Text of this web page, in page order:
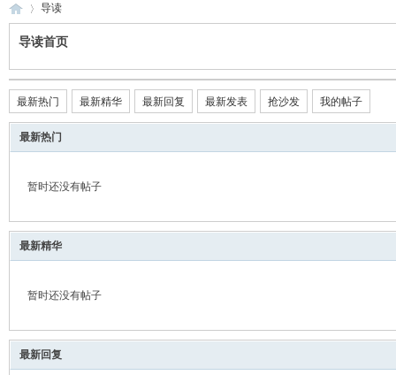
索
全
球
»
导读
导读首页
最新热门 最新精华 最新回复 最新发表 抢沙发 我的帖子
最新热门
暂时还没有帖子
最新精华
暂时还没有帖子
最新回复